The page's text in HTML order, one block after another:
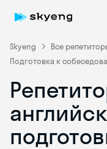
Skyeng Все
Подготовка к